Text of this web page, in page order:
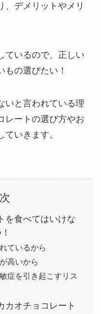
、デメリットやメリ
ているので、正しい
の選びたい！
いと言われている理
レートの選び方やお
いきます。
を食べてはいけな
ているから
高いから
症を引き起こすリス
カオチョコレート